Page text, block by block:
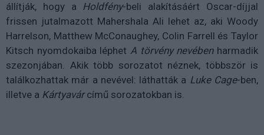
állítják, hogy a Holdfény-beli alakításáért Oscar-díjjal
frissen jutalmazott Mahershala Ali lehet az, aki Woody
Harrelson, Matthew McConaughey, Colin Farrell és Taylor
Kitsch nyomdokaiba léphet A törvény nevébenharmadik
szezonjában. Akik több sorozatot néznek, többször is
találkozhattak már a nevével: láthatták a Luke Cage-ben,
illetve a Kártyavárcímű sorozatokban is.